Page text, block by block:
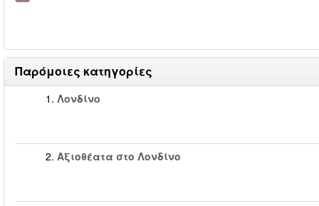
Παρόμοιες κατηγορίες
1. Λονδίνο
2. Αξιοθέατα στο Λονδίνο